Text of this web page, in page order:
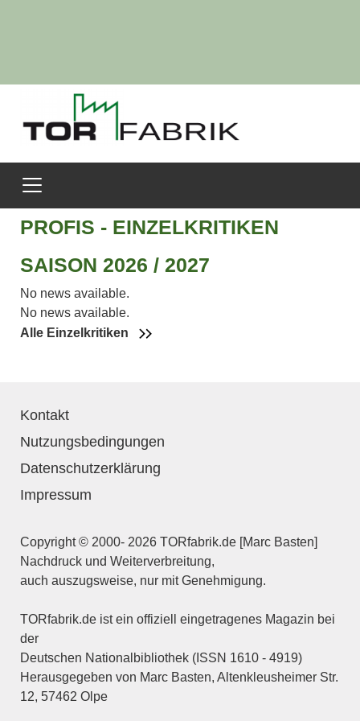
PROFIS - EINZELKRITIKEN
SAISON 2026 / 2027
No news available.
No news available.
Alle Einzelkritiken
Kontakt
Nutzungsbedingungen
Datenschutzerklärung
Impressum
Copyright © 2000- 2026 TORfabrik.de [Marc Basten]
Nachdruck und Weiterverbreitung,
auch auszugsweise, nur mit Genehmigung.
TORfabrik.de ist ein offiziell eingetragenes Magazin bei
der
Deutschen Nationalbibliothek (ISSN 1610 - 4919)
Herausgegeben von Marc Basten, Altenkleusheimer Str.
12, 57462 Olpe